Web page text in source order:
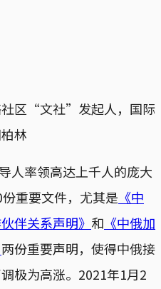
社区“文社”发起人，国际
林
人率领高达上千人的庞大
重要文件，尤其是 《中
伴关系声明》 和 《中俄加
两份重要声明，使得中俄接
极为高涨。2021年1月2